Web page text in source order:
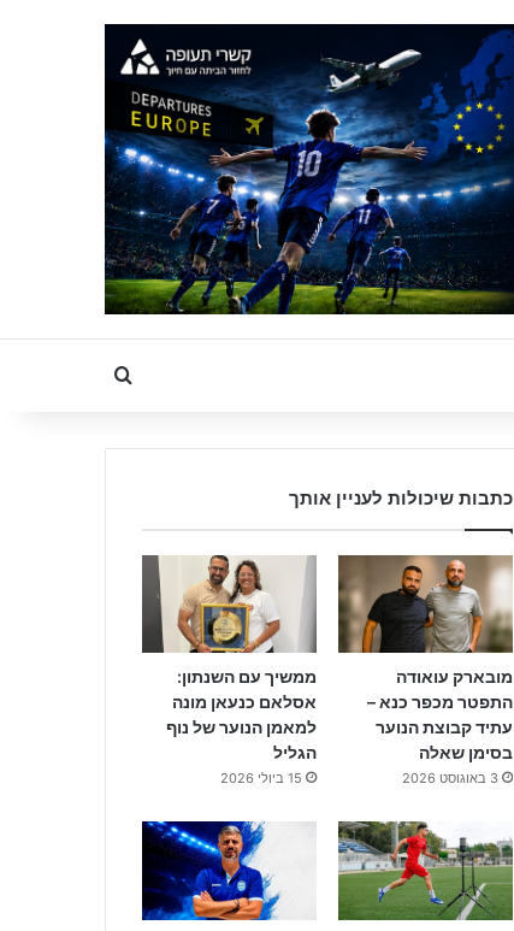
Search for
כתבות שיכולות לעניין אותך
מובארק עואודה
התפטר מכפר כנא –
עתיד קבוצת הנוער
בסימן שאלה
3 באוגוסט 2026
ממשיך עם השנתון:
אסלאם כנעאן מונה
למאמן הנוער של נוף
הגליל
15 ביולי 2026